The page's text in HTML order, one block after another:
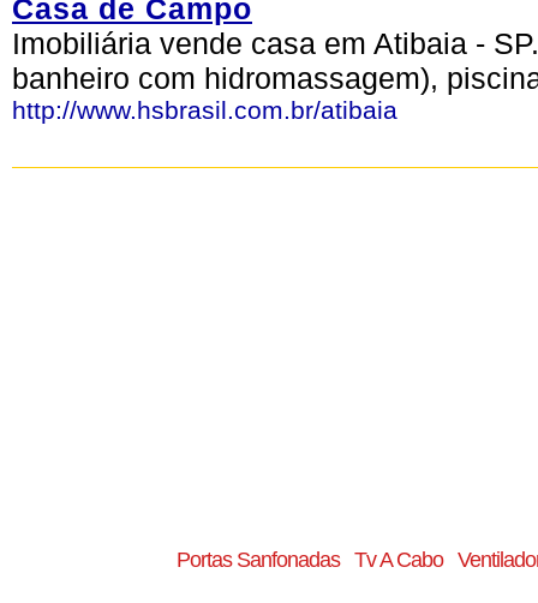
Casa de Campo
Imobiliária vende casa em Atibaia -
banheiro com hidromassagem),
http://www.hsbrasil.com.br/atibaia
Portas Sanfonadas Tv A Cabo